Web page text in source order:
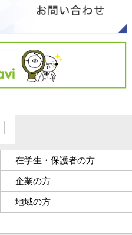
在学生・保護者の方
企業の方
地域の方